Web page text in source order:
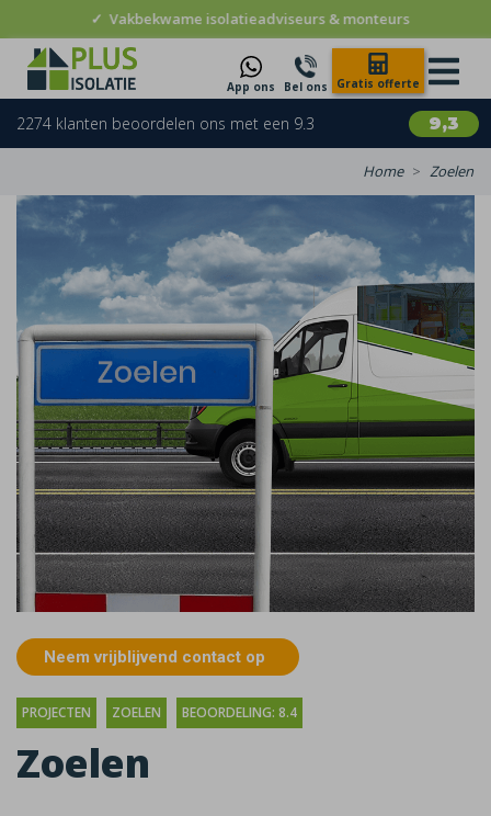
✓ Vakbekwame isolatieadviseurs & monteurs
App ons Bel ons Gratis offerte
9,3
2274 klanten beoordelen ons met een 9.3
Home Zoelen
Neem vrijblijvend contact op
PROJECTEN ZOELEN BEOORDELING: 8.4
Zoelen